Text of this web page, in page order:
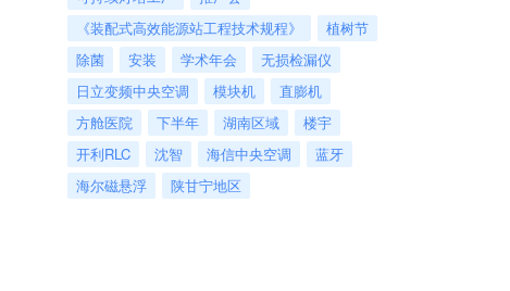
《装配式高效能源站工程技术规程》
植树节
除菌
安装 学术年会
无损检漏仪
日立变频中央空调
模块机
直膨机
方舱医院
下半年 湖南区域
楼宇
开利RLC
沈智 海信中央空调
蓝牙
海尔磁悬浮
陕甘宁地区